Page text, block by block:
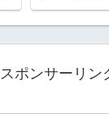
スポンサーリン